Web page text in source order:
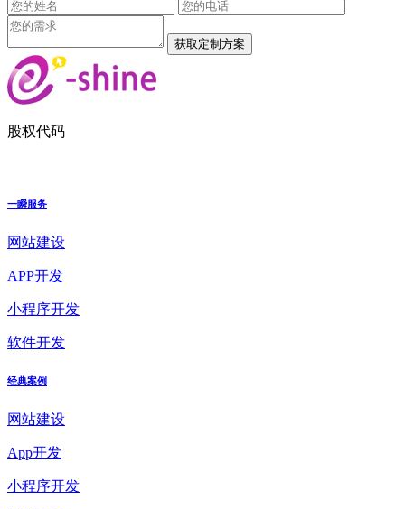
股权代码
一瞬服务
网站建设
APP开发
小程序开发
软件开发
经典案例
网站建设
App开发
小程序开发